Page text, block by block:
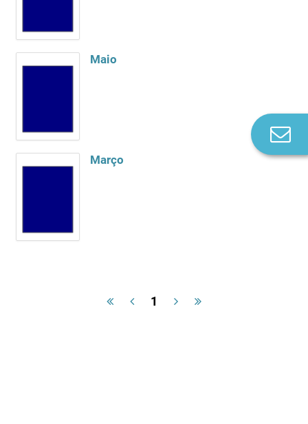
Maio
Março
1